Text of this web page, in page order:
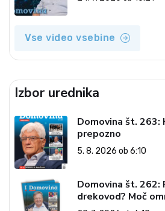
Vse video vsebine
Izbor urednika
Domovina št. 263:
prepozno
5. 8. 2026 ob 6:10
Domovina št. 262:
drekovod? Moč